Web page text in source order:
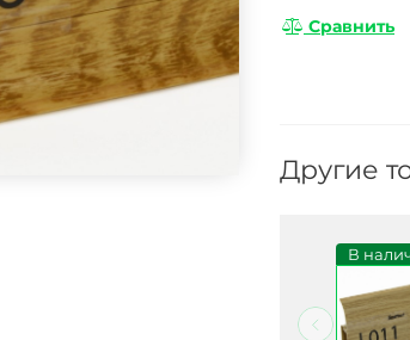
Сравнить
Другие
В